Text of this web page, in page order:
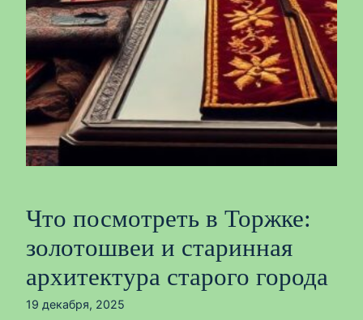
Что посмотреть в Торжке:
золотошвеи и старинная
архитектура старого города
19 декабря, 2025